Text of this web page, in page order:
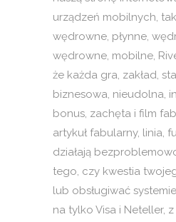
urządzeń mobilnych,
wędrowne, płynne,
wędrowne, mobilne,
że każda gra, zakład,
biznesowa, nieudolna,
bonus, zachęta i film
artykuł fabularny, linia,
działają
tego, czy kwestia
lub obsługiwać
na tylko Visa i Neteller,